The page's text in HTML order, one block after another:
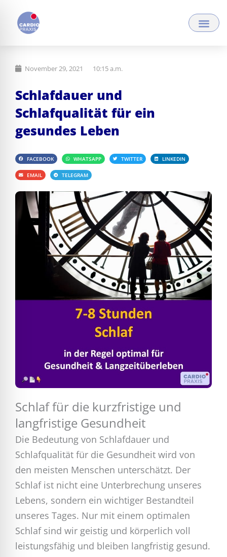
Inhalt
springen
November 29, 2021 10:15 a.m.
Schlafdauer und
Schlafqualität für ein
gesundes Leben
FACEBOOK WHATSAPP TWITTER LINKEDIN
EMAIL TELEGRAM
Schlaf für die kurzfristige und
langfristige Gesundheit
Die Bedeutung von Schlafdauer und
Schlafqualität für die Gesundheit wird von
den meisten Menschen unterschätzt. Der
Schlaf ist nicht eine Unterbrechung unseres
Lebens, sondern ein wichtiger Bestandteil
unseres Tages. Nur mit einem optimalen
Schlaf sind wir geistig und körperlich voll
leistungsfähig und bleiben langfristig gesund.